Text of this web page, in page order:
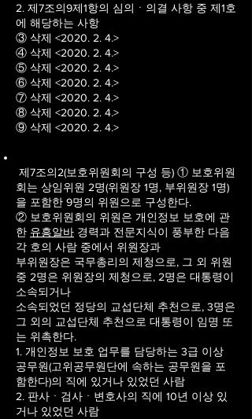
2. 제7조의9제1항의 심의ㆍ의결 사항 중 제1호
에 해당하는 사항
③ 삭제 <2020. 2. 4.>
④ 삭제 <2020. 2. 4.>
⑤ 삭제 <2020. 2. 4.>
⑥ 삭제 <2020. 2. 4.>
⑦ 삭제 <2020. 2. 4.>
⑧ 삭제 <2020. 2. 4.>
⑨ 삭제 <2020. 2. 4.>
제7조의2(보호위원회의 구성 등) ① 보호위원
회는 상임위원 2명(위원장 1명, 부위원장 1명)
을 포함한 9명의 위원으로 구성한다.
② 보호위원회의 위원은 개인정보 보호에 관
한 유흥알바 경력과 전문지식이 풍부한 다음
각 호의 사람 중에서 위원장과
부위원장은 국무총리의 제청으로, 그 외 위원
중 2명은 위원장의 제청으로, 2명은 대통령이
소속되거나
소속되었던 정당의 교섭단체 추천으로, 3명은
그 외의 교섭단체 추천으로 대통령이 임명 또
는 위촉한다.
1. 개인정보 보호 업무를 담당하는 3급 이상
공무원(고위공무원단에 속하는 공무원을 포
함한다)의 직에 있거나 있었던 사람
2. 판사ㆍ검사ㆍ변호사의 직에 10년 이상 있
거나 있었던 사람